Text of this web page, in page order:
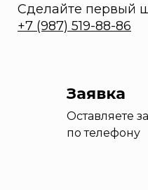
Сделайте первый
+7 (987) 519-88-86
Заявка
Оставляете
по телефону